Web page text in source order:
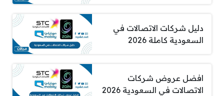
دليل شركات الاتصالات في
السعودية كاملة 2026
افضل عروض شركات
الاتصالات في السعودية 2026